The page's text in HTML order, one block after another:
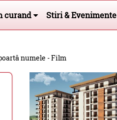
curand Stiri & Evenimente
numele - Film